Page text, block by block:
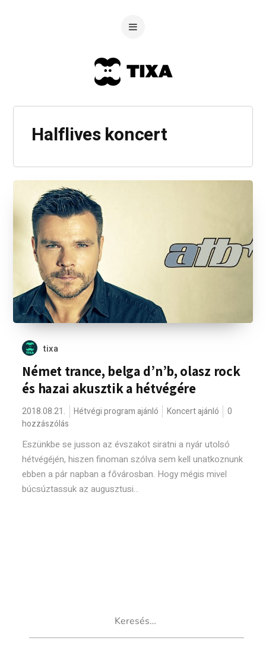
Halflives koncert
tixa
Német trance, belga d’n’b, olasz rock
és hazai akusztik a hétvégére
2018.08.21. Hétvégi program ajánló Koncert ajánló
0
hozzászólás
Eszünkbe se jusson az évszakot siratni a nyár utolsó
hétvégéjén, hiszen finoman szólva sem kell unatkoznunk
ebben a pár napban a fővárosban. Hogy mégis mivel
búcsúztassuk az augusztusi...